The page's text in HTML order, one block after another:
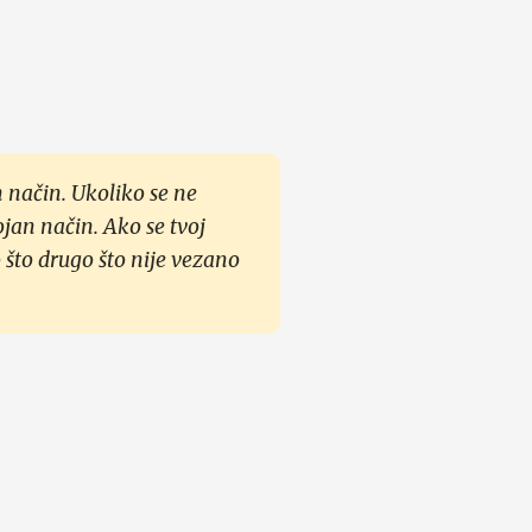
Ukoliko se ne
način. Ako se tvoj
drugo što nije vezano